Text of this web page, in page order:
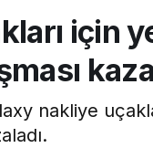
için
nakliye